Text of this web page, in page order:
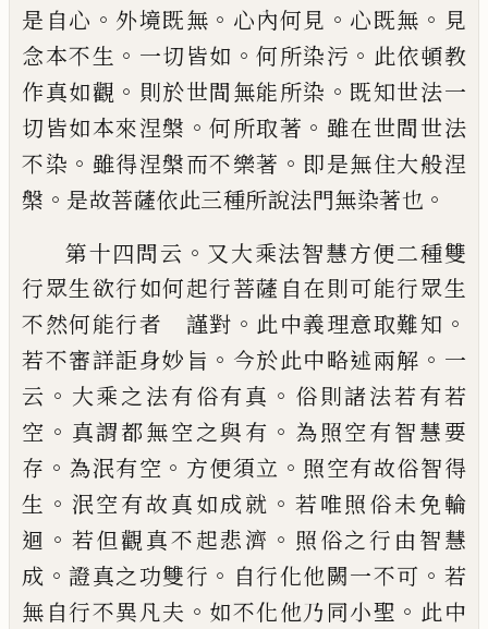
是自心 。 外境既無 。 心內何見 。 心既無 。 見
念本不生 。 一切皆如 。何所染污 。 此依頓教
作真如觀 。 則於世間無能所染 。 既知世法一
切皆如本來涅槃 。何所取著 。 雖在世間世法
不染 。 雖得涅槃而不樂著 。 即是無住大般涅
槃 。 是故菩薩依此三種所說法門無染著也 。
第十四問云 。 又大乘法智慧方便二種雙
行眾生欲行如何起行菩薩自在則可能行眾生
不然何能行者 謹對 。 此中義理意取難知 。
若不審詳詎身妙旨 。 今於此中略述兩解 。 一
云 。 大乘之法有俗有真 。 俗則諸法若有若
空 。 真謂都無空之與有 。 為照空有智慧要
存 。 為泯有空 。 方便須立 。 照空有故俗智得
生 。 泯空有故真如成就 。 若唯照俗未免輪
迴 。 若但觀真不起悲濟 。 照俗之行由智慧
成 。證真之功雙行 。 自行化他闕一不可 。 若
無自行不異凡夫 。 如不化他乃同小聖 。 此中